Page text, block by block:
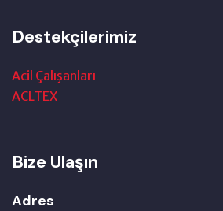
Destekçilerimiz
Acil Çalışanları
ACLTEX
Bize Ulaşın
Adres